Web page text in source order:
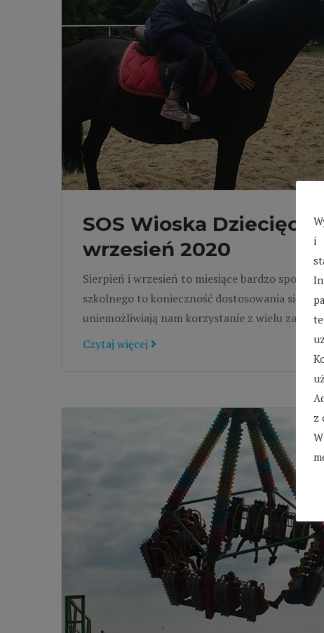
SOS Wioska Dziecięca
wrzesień 2020
Sierpień i wrzesień to miesiące bardzo
szkolnego to konieczność dostosowania się
uniemożliwiają nam korzystanie z wielu zajęć.
Czytaj więcej
i
z